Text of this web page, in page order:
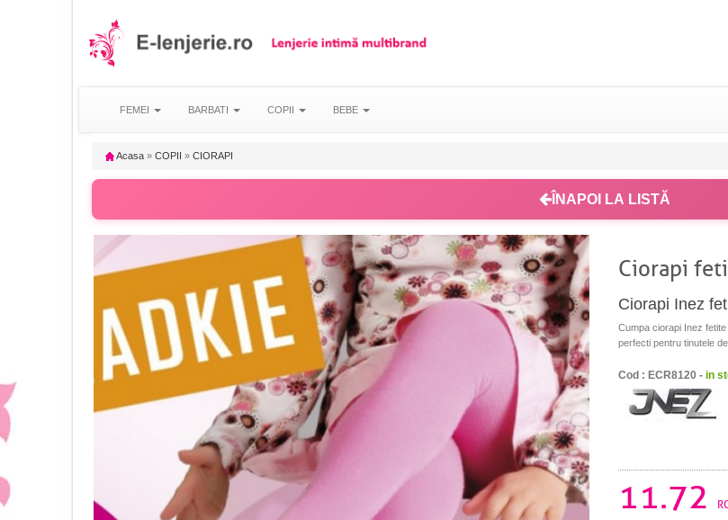
FEMEI BARBATI COPII BEBE
Acasa » COPII » CIORAPI
ÎNAPOI LA LISTĂ
Ciorapi
Ciorapi Inez
Cumpa ciorapi Inez
perfecti pentru tinutele
Cod : ECR8120 - in
11.72